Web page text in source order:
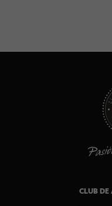
CLUB